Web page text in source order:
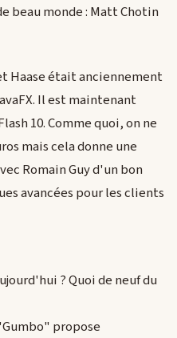
beau monde : Matt Chotin
Haase était anciennement
Il est maintenant
10. Comme quoi, on ne
mais cela donne une
Romain Guy d'un bon
avancées pour les clients
? Quoi de neuf du
propose